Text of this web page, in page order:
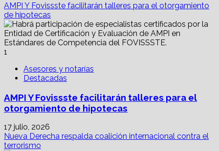
Iot:
LG alista
presentación
de
Wallypto
AMPI Y Fovissste facilitarán talleres para el otorgamiento
de hipotecas
1
Asesores y notarías
Destacadas
AMPI Y Fovissste facilitarán talleres para el
otorgamiento de hipotecas
17 julio, 2026
Nueva Derecha respalda coalición internacional contra el
terrorismo